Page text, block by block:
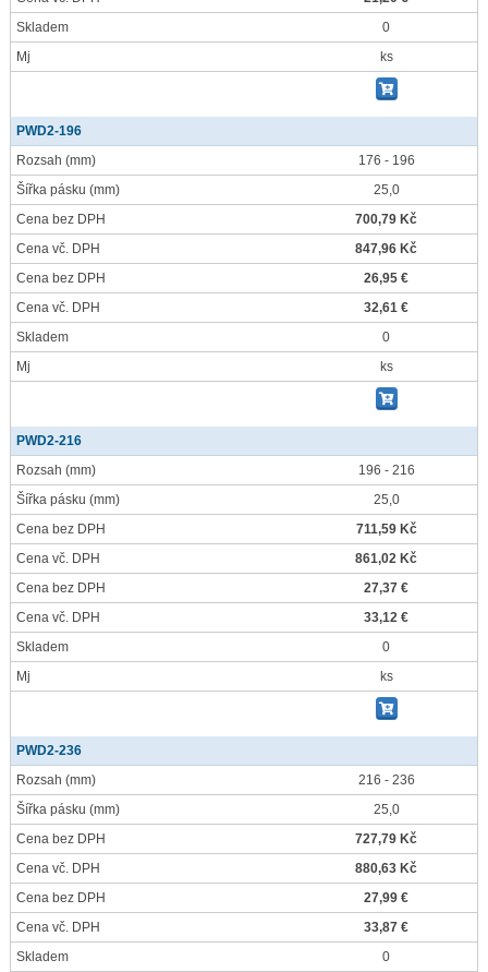
Skladem
0
Mj
ks
PWD2-196
Rozsah (mm)
176 - 196
Šířka pásku (mm)
25,0
Cena bez DPH
700,79 Kč
Cena vč. DPH
847,96 Kč
Cena bez DPH
26,95 €
Cena vč. DPH
32,61 €
Skladem
0
Mj
ks
PWD2-216
Rozsah (mm)
196 - 216
Šířka pásku (mm)
25,0
Cena bez DPH
711,59 Kč
Cena vč. DPH
861,02 Kč
Cena bez DPH
27,37 €
Cena vč. DPH
33,12 €
Skladem
0
Mj
ks
PWD2-236
Rozsah (mm)
216 - 236
Šířka pásku (mm)
25,0
Cena bez DPH
727,79 Kč
Cena vč. DPH
880,63 Kč
Cena bez DPH
27,99 €
Cena vč. DPH
33,87 €
Skladem
0